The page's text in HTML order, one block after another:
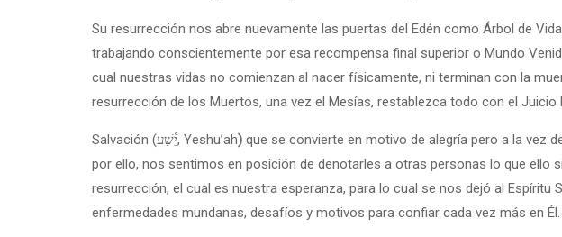
Su resurrección nos abre nuevamente las puertas del Edén como Árbol de
trabajando conscientemente por esa recompensa final superior o Mundo
cual nuestras vidas no comienzan al nacer físicamente, ni terminan con la
resurrección de los Muertos, una vez el Mesías, restablezca todo con el Juicio
Salvación (יֵ֫שַׁע, Yeshu’ah) que se convierte en motivo de alegría pero a la vez
por ello, nos sentimos en posición de denotarles a otras personas lo que ello
resurrección, el cual es nuestra esperanza, para lo cual se nos dejó al
enfermedades mundanas, desafíos y motivos para confiar cada vez más en Él.